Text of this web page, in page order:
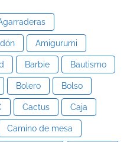
Amigurumi
Barbie Bautismo
Bolero Bolso
Cactus Caja
Camino de mesa